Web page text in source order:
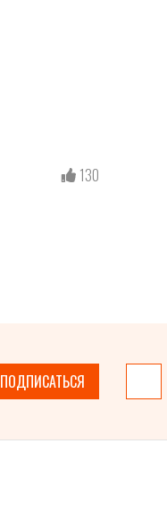
130
ПОДПИСАТЬСЯ